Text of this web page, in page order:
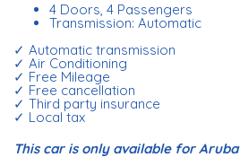
4 Doors, 4 Passengers
Transmission: Automatic
✓ Automatic transmission
✓ Air Conditioning
✓ Free Mileage
✓ Free cancellation
✓ Third party insurance
✓ Local tax
This car is only available for Aruba